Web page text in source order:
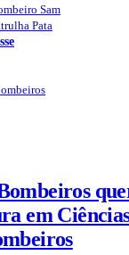
Sam
Pata
em